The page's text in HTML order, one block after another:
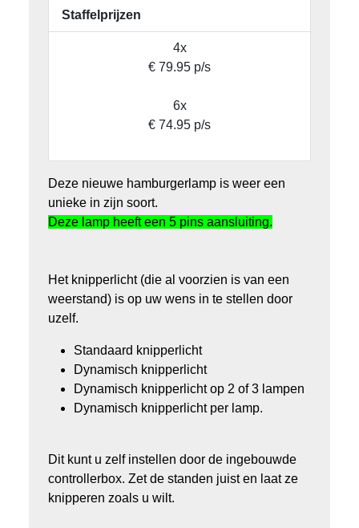
Staffelprijzen
4x
€ 79.95 p/s
6x
€ 74.95 p/s
Deze nieuwe hamburgerlamp is weer een
unieke in zijn soort.
Deze lamp heeft een 5 pins aansluiting.
Het knipperlicht (die al voorzien is van een
weerstand) is op uw wens in te stellen door
uzelf.
Standaard knipperlicht
Dynamisch knipperlicht
Dynamisch knipperlicht op 2 of 3 lampen
Dynamisch knipperlicht per lamp.
Dit kunt u zelf instellen door de ingebouwde
controllerbox. Zet de standen juist en laat ze
knipperen zoals u wilt.